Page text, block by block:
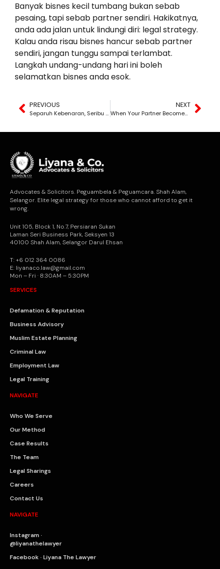
Banyak bisnes kecil tumbang bukan sebab
pesaing, tapi sebab partner sendiri. Hakikatnya,
anda ada jalan untuk lindungi diri: legal strategy.
Kalau anda risau bisnes hancur sebab partner
sendiri, jangan tunggu sampai terlambat.
Langkah undang-undang hari ini boleh
selamatkan bisnes anda esok.
PREVIOUS
Separuh Kebenaran, Seribu Fitnah: Kisah Dari Sebuah Group WhatsApp
NEXT
When Your Partner Becomes the Reason Your Business Collapses
Advocates & Solicitors. Peguambela & Peguamcara. Shah Alam,
Selangor. Elite legal strategy for those who cannot afford to get it
wrong.
Unit 105, Block 1, No.7, Persiaran Sukan
Laman Seri Business Park, Seksyen 13
40100 Shah Alam, Selangor Darul Ehsan
T: +6 012 364 0086
E: liyanaco.law@gmail.com
Mon – Fri · 8:30AM – 5:30PM
SERVICES
Defamation & Reputation
Business Advisory
Muslim Estate Planning
Criminal Law
Employment Law
Legal Training
NAVIGATE
Who We Serve
Our Method
Case Results
The Team
Legal Sharings
Careers
Contact Us
NAVIGATE
Instagram ·
@liyanathelawyer
Facebook · Liyana The Lawyer